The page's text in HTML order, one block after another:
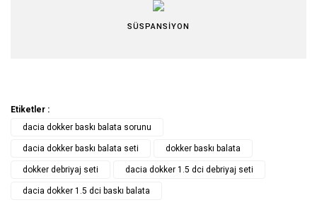
SÜSPANSİYON
Etiketler :
dacia dokker baskı balata sorunu
dacia dokker baskı balata seti dokker baskı balata
dokker debriyaj seti dacia dokker 1.5 dci debriyaj seti
dacia dokker 1.5 dci baskı balata